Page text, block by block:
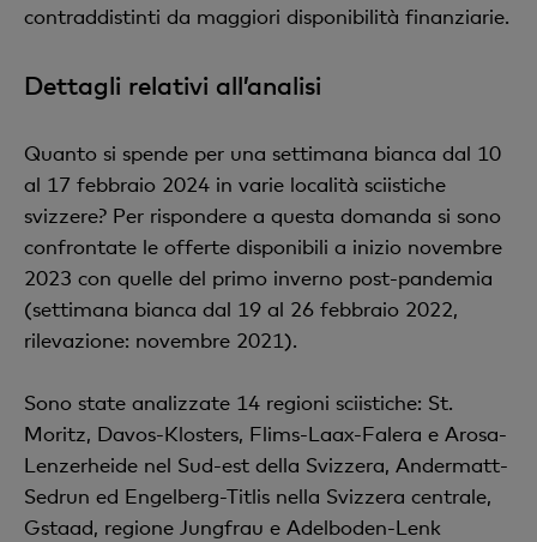
contraddistinti da maggiori disponibilità finanziarie.
Dettagli relativi all’analisi
Quanto si spende per una settimana bianca dal 10
al 17 febbraio 2024 in varie località sciistiche
svizzere? Per rispondere a questa domanda si sono
confrontate le offerte disponibili a inizio novembre
2023 con quelle del primo inverno post-pandemia
(settimana bianca dal 19 al 26 febbraio 2022,
rilevazione: novembre 2021).
Sono state analizzate 14 regioni sciistiche: St.
Moritz, Davos-Klosters, Flims-Laax-Falera e Arosa-
Lenzerheide nel Sud-est della Svizzera, Andermatt-
Sedrun ed Engelberg-Titlis nella Svizzera centrale,
Gstaad, regione Jungfrau e Adelboden-Lenk